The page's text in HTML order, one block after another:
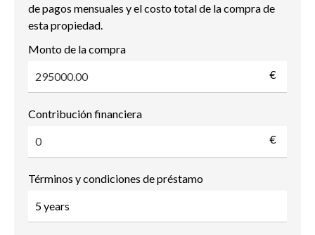
de pagos mensuales y el costo total de la compra de
esta propiedad.
Monto de la compra
€
Contribución financiera
€
Términos y condiciones de préstamo